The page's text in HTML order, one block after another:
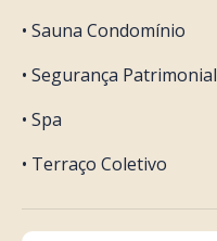
• Sauna Condomínio
• Segurança Patrimonial
• Spa
• Terraço Coletivo